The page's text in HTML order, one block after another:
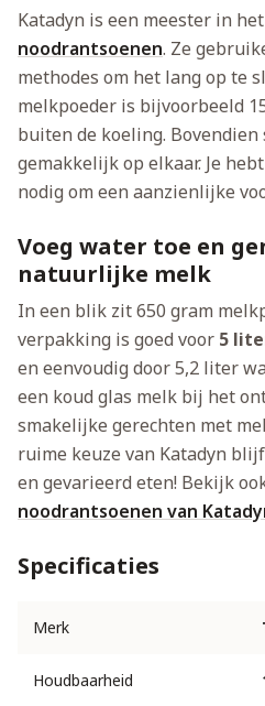
Katadyn is een meester in
noodrantsoenen. Ze
methodes om het lang op te
melkpoeder is bijvoorbeeld
buiten de koeling.
gemakkelijk op elkaar. Je
nodig om een aanzienlijke
Voeg water toe en
natuurlijke melk
In een blik zit 650 gram
verpakking is goed voor 5
en eenvoudig door 5,2 liter
een koud glas melk bij het
smakelijke gerechten met
ruime keuze van Katadyn
en gevarieerd eten! Bekijk
noodrantsoenen van
Specificaties
Merk
Houdbaarheid